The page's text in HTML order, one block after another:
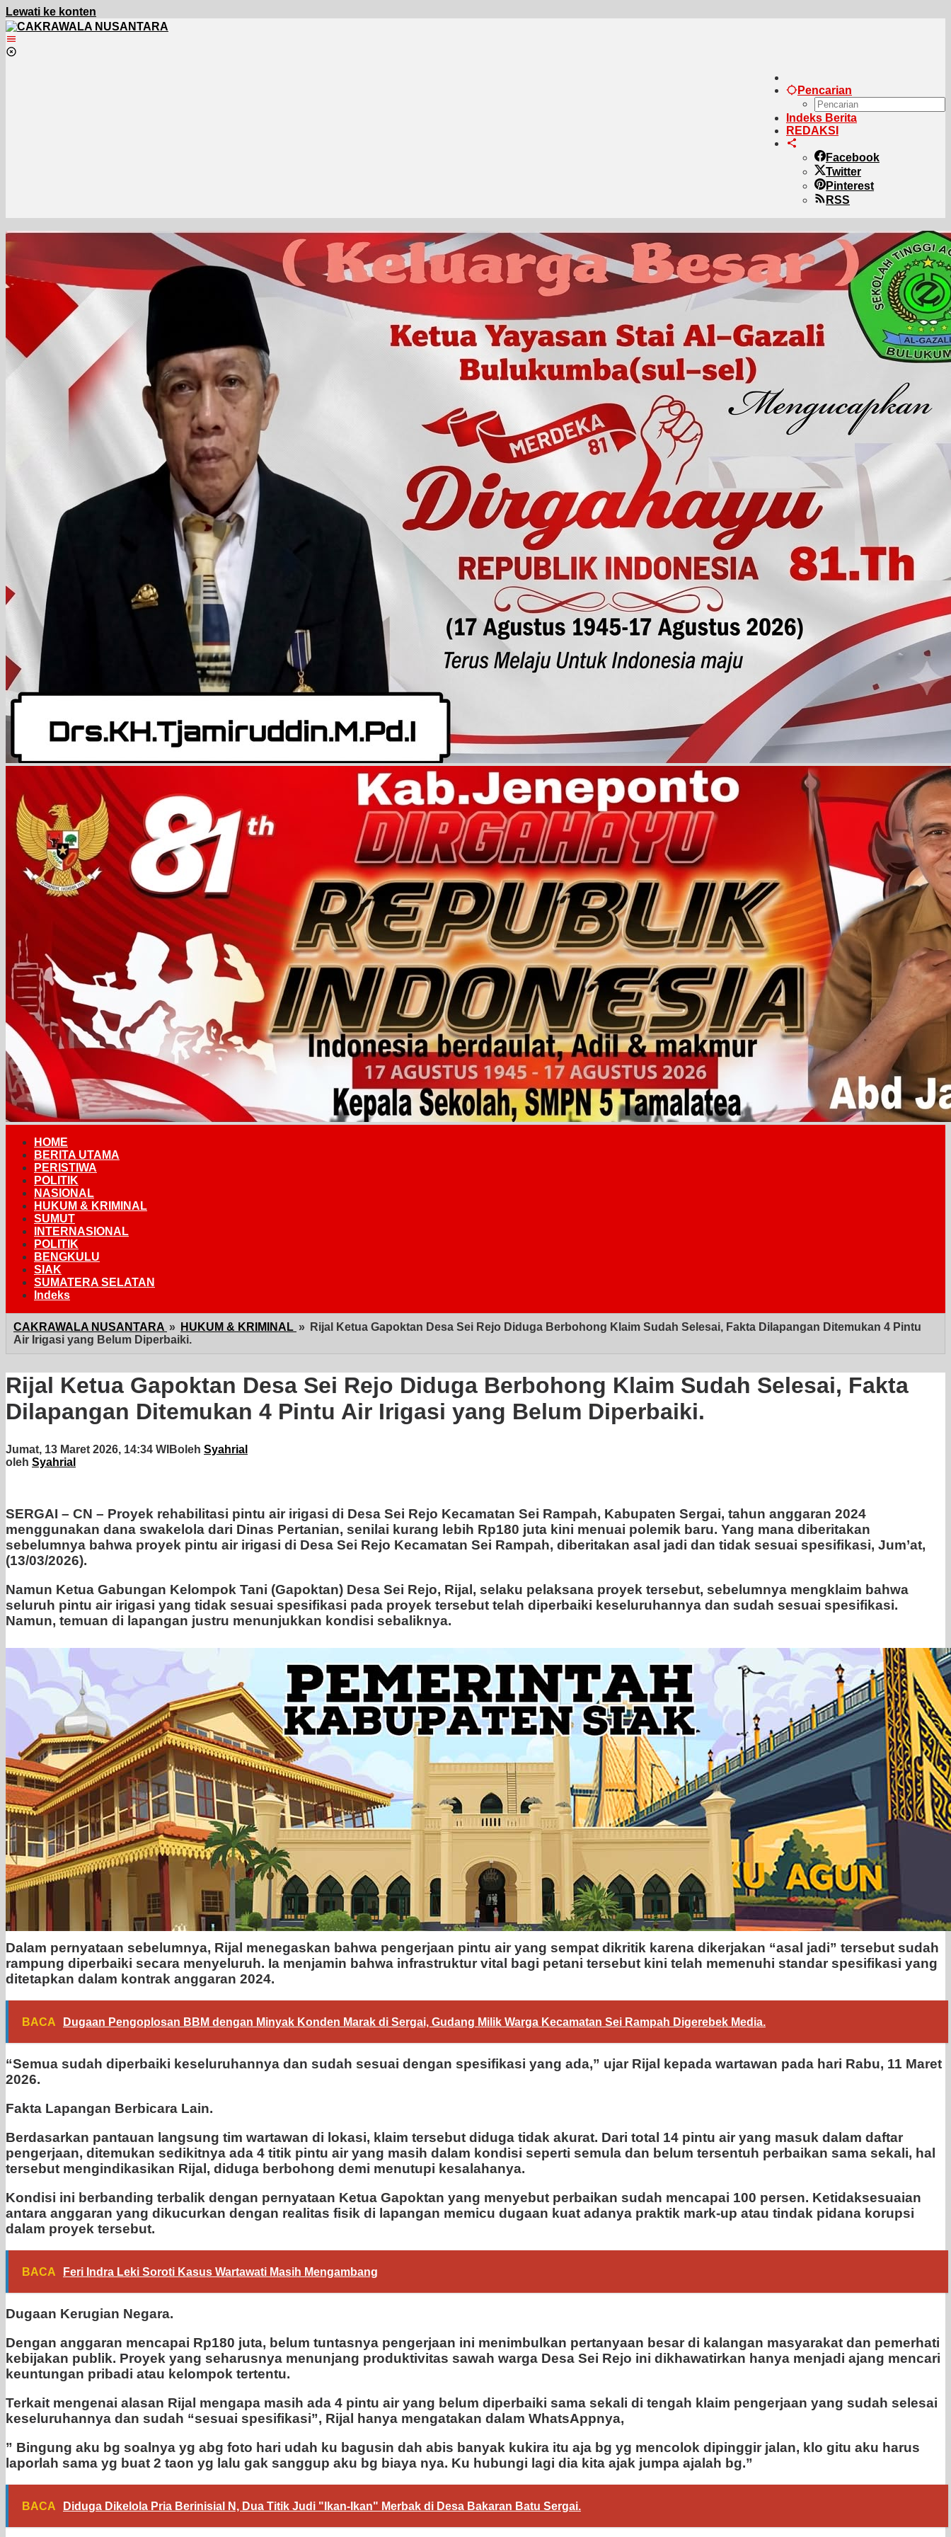
Lewati ke konten
Pencarian
Indeks Berita
REDAKSI
Facebook
Twitter
Pinterest
RSS
HOME
BERITA UTAMA
PERISTIWA
POLITIK
NASIONAL
HUKUM & KRIMINAL
SUMUT
INTERNASIONAL
POLITIK
BENGKULU
SIAK
SUMATERA SELATAN
Indeks
CAKRAWALA NUSANTARA » HUKUM & KRIMINAL » Rijal Ketua Gapoktan Desa Sei Rejo Diduga Berbohong Klaim Sudah Selesai, Fakta Dilapangan Ditemukan 4 Pintu
Air Irigasi yang Belum Diperbaiki.
Rijal Ketua Gapoktan Desa Sei Rejo Diduga Berbohong Klaim Sudah Selesai, Fakta
Dilapangan Ditemukan 4 Pintu Air Irigasi yang Belum Diperbaiki.
Jumat, 13 Maret 2026, 14:34 WIBoleh Syahrial
oleh Syahrial
SERGAI – CN – Proyek rehabilitasi pintu air irigasi di Desa Sei Rejo Kecamatan Sei Rampah, Kabupaten Sergai, tahun anggaran 2024
menggunakan dana swakelola dari Dinas Pertanian, senilai kurang lebih Rp180 juta kini menuai polemik baru. Yang mana diberitakan
sebelumnya bahwa proyek pintu air irigasi di Desa Sei Rejo Kecamatan Sei Rampah, diberitakan asal jadi dan tidak sesuai spesifikasi, Jum’at,
(13/03/2026).
Namun Ketua Gabungan Kelompok Tani (Gapoktan) Desa Sei Rejo, Rijal, selaku pelaksana proyek tersebut, sebelumnya mengklaim bahwa
seluruh pintu air irigasi yang tidak sesuai spesifikasi pada proyek tersebut telah diperbaiki keseluruhannya dan sudah sesuai spesifikasi.
Namun, temuan di lapangan justru menunjukkan kondisi sebaliknya.
Dalam pernyataan sebelumnya, Rijal menegaskan bahwa pengerjaan pintu air yang sempat dikritik karena dikerjakan “asal jadi” tersebut sudah
rampung diperbaiki secara menyeluruh. Ia menjamin bahwa infrastruktur vital bagi petani tersebut kini telah memenuhi standar spesifikasi yang
ditetapkan dalam kontrak anggaran 2024.
BACA Dugaan Pengoplosan BBM dengan Minyak Konden Marak di Sergai, Gudang Milik Warga Kecamatan Sei Rampah Digerebek Media.
“Semua sudah diperbaiki keseluruhannya dan sudah sesuai dengan spesifikasi yang ada,” ujar Rijal kepada wartawan pada hari Rabu, 11 Maret
2026.
Fakta Lapangan Berbicara Lain.
Berdasarkan pantauan langsung tim wartawan di lokasi, klaim tersebut diduga tidak akurat. Dari total 14 pintu air yang masuk dalam daftar
pengerjaan, ditemukan sedikitnya ada 4 titik pintu air yang masih dalam kondisi seperti semula dan belum tersentuh perbaikan sama sekali, hal
tersebut mengindikasikan Rijal, diduga berbohong demi menutupi kesalahanya.
Kondisi ini berbanding terbalik dengan pernyataan Ketua Gapoktan yang menyebut perbaikan sudah mencapai 100 persen. Ketidaksesuaian
antara anggaran yang dikucurkan dengan realitas fisik di lapangan memicu dugaan kuat adanya praktik mark-up atau tindak pidana korupsi
dalam proyek tersebut.
BACA Feri Indra Leki Soroti Kasus Wartawati Masih Mengambang
Dugaan Kerugian Negara.
Dengan anggaran mencapai Rp180 juta, belum tuntasnya pengerjaan ini menimbulkan pertanyaan besar di kalangan masyarakat dan pemerhati
kebijakan publik. Proyek yang seharusnya menunjang produktivitas sawah warga Desa Sei Rejo ini dikhawatirkan hanya menjadi ajang mencari
keuntungan pribadi atau kelompok tertentu.
Terkait mengenai alasan Rijal mengapa masih ada 4 pintu air yang belum diperbaiki sama sekali di tengah klaim pengerjaan yang sudah selesai
keseluruhannya dan sudah “sesuai spesifikasi”, Rijal hanya mengatakan dalam WhatsAppnya,
” Bingung aku bg soalnya yg abg foto hari udah ku bagusin dah abis banyak kukira itu aja bg yg mencolok dipinggir jalan, klo gitu aku harus
laporlah sama yg buat 2 taon yg lalu gak sanggup aku bg biaya nya. Ku hubungi lagi dia kita ajak jumpa ajalah bg.”
BACA Diduga Dikelola Pria Berinisial N, Dua Titik Judi "Ikan-Ikan" Merbak di Desa Bakaran Batu Sergai.